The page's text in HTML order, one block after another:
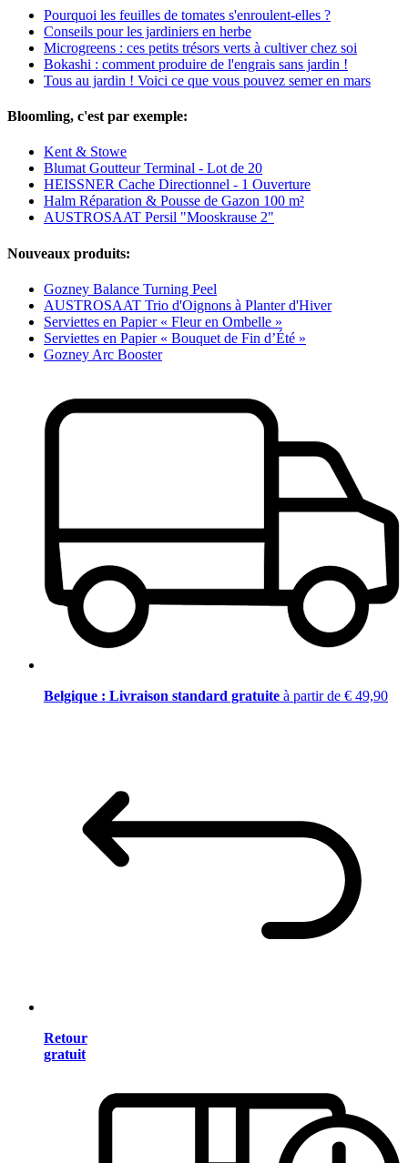
Pourquoi les feuilles de tomates s'enroulent-elles ?
Conseils pour les jardiniers en herbe
Microgreens : ces petits trésors verts à cultiver chez soi
Bokashi : comment produire de l'engrais sans jardin !
Tous au jardin ! Voici ce que vous pouvez semer en mars
Bloomling, c'est par exemple:
Kent & Stowe
Blumat Goutteur Terminal - Lot de 20
HEISSNER Cache Directionnel - 1 Ouverture
Halm Réparation & Pousse de Gazon 100 m²
AUSTROSAAT Persil "Mooskrause 2"
Nouveaux produits:
Gozney Balance Turning Peel
AUSTROSAAT Trio d'Oignons à Planter d'Hiver
Serviettes en Papier « Fleur en Ombelle »
Serviettes en Papier « Bouquet de Fin d’Été »
Gozney Arc Booster
Belgique : Livraison standard gratuite à partir de € 49,90
Retour
gratuit